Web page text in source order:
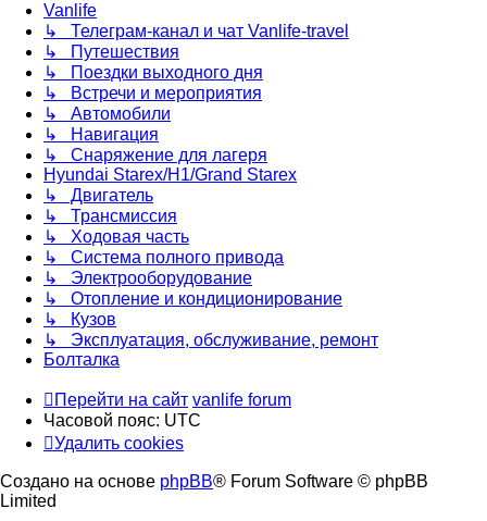
Vanlife
↳ Телеграм-канал и чат Vanlife-travel
↳ Путешествия
↳ Поездки выходного дня
↳ Встречи и мероприятия
↳ Автомобили
↳ Навигация
↳ Снаряжение для лагеря
Hyundai Starex/H1/Grand Starex
↳ Двигатель
↳ Трансмиссия
↳ Ходовая часть
↳ Система полного привода
↳ Электрооборудование
↳ Отопление и кондиционирование
↳ Кузов
↳ Эксплуатация, обслуживание, ремонт
Болталка
Перейти на сайт vanlife forum
Часовой пояс: UTC
Удалить cookies
Создано на основе phpBB® Forum Software © phpBB
Limited